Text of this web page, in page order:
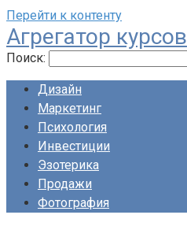
Перейти к контенту
Агрегатор курсов
Поиск:
Дизайн
Маркетинг
Психология
Инвестиции
Эзотерика
Продажи
Фотография